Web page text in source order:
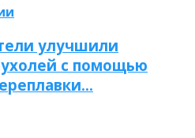
улучшили
с помощью